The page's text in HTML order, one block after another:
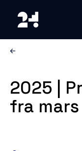
2025 |
fra mars